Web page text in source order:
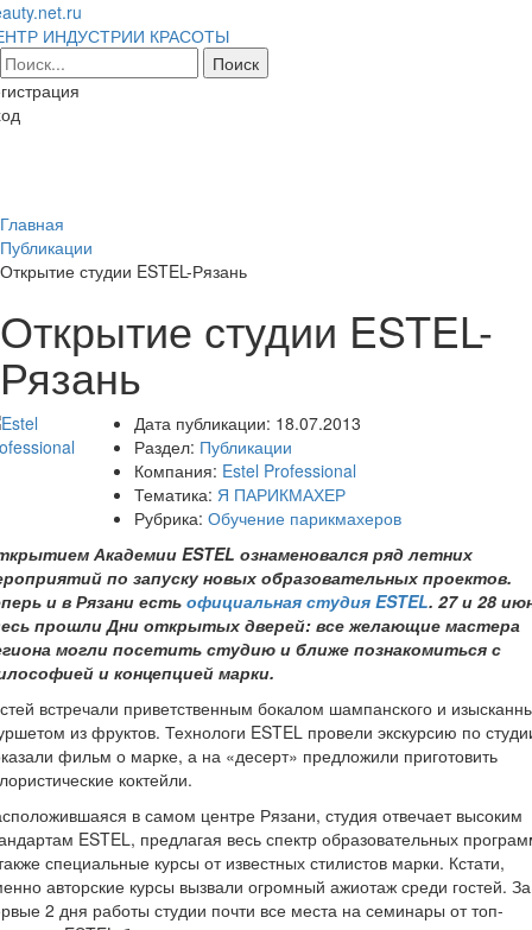
ИНДУСТРИИ КРАСОТЫ
Главная
Публикации
Открытие студии ESTEL-Рязань
Открытие студии ESTEL-
Рязань
Дата публикации: 18.07.2013
Раздел: Публикации
Компания: Estel Professional
Тематика: Я ПАРИКМАХЕР
Рубрика: Обучение парикмахеров
Академии ESTEL ознаменовался ряд летних
по запуску новых образовательных проектов.
и в Рязани есть официальная студия ESTEL. 27 и 28
прошли Дни открытых дверей: все желающие мастера
могли посетить студию и ближе познакомиться с
и концепцией марки.
встречали приветственным бокалом шампанского и
из фруктов. Технологи ESTEL провели экскурсию по
фильм о марке, а на «десерт» предложили приготовить
коктейли.
в самом центре Рязани, студия отвечает высоким
ESTEL, предлагая весь спектр образовательных
специальные курсы от известных стилистов марки. Кстати,
авторские курсы вызвали огромный ажиотаж среди гостей. За
2 дня работы студии почти все места на семинары от топ-